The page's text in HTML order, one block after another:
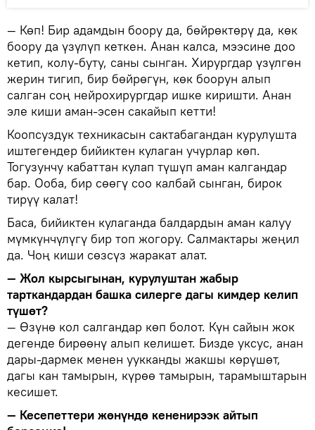
— Көп! Бир адамдын боору да, бөйрөктөрү да, көк
боору да үзүлүп кеткен. Анан калса, мээсине доо
кетип, колу-буту, саны сынган. Хирургдар үзүлгөн
жерин тигип, бир бөйрөгүн, көк боорун алып
салган соң нейрохирургдар ишке киришти. Анан
эле киши аман-эсен сакайып кетти!
Коопсуздук техникасын сактабагандан курулушта
иштегендер бийиктен кулаган учурлар көп.
Тогузунчу кабаттан кулап түшүп аман калгандар
бар. Ооба, бир сөөгү соо калбай сынган, бирок
тирүү калат!
Баса, бийиктен кулаганда балдардын аман калуу
мүмкүнчүлүгү бир топ жогору. Салмактары жеңил
да. Чоң киши сөзсүз жаракат алат.
— Жол кырсыгынан, курулуштан жабыр
тарткандардан башка силерге дагы кимдер келип
түшөт?
— Өзүнө кол салгандар көп болот. Күн сайын жок
дегенде бирөөнү алып келишет. Бизде уксус, анан
дары-дармек менен уукканды жакшы көрүшөт,
дагы кан тамырын, күрөө тамырын, тарамыштарын
кесишет.
— Кесепеттери жөнүндө кененирээк айтып